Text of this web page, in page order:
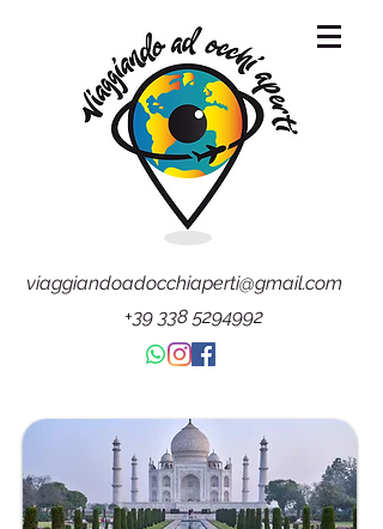
viaggiandoadocchiaperti@gmail.com
+39 338 5294992